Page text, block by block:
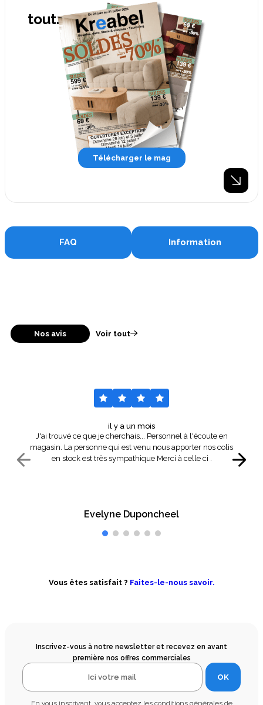
tout.
Télécharger le mag
FAQ Information
Nos avis Voir tout
il y a un mois
J'ai trouvé ce que je cherchais... Personnel à l'écoute en
magasin. La personne qui est venu nous apporter nos colis
en stock est très sympathique Merci à celle ci .
Evelyne Duponcheel
Vous êtes satisfait ? Faites-le-nous savoir.
Inscrivez-vous à notre newsletter et recevez en avant
première nos offres commerciales
OK
En vous inscrivant, vous acceptez les conditions générales de